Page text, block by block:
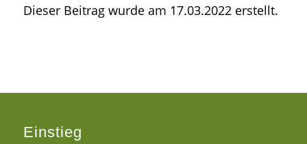
Dieser Beitrag wurde am 17.03.2022 erstellt.
Einstieg